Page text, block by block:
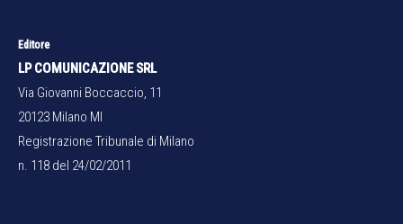
Editore
LP COMUNICAZIONE SRL
Via Giovanni Boccaccio, 11
20123 Milano MI
Registrazione Tribunale di Milano
n. 118 del 24/02/2011